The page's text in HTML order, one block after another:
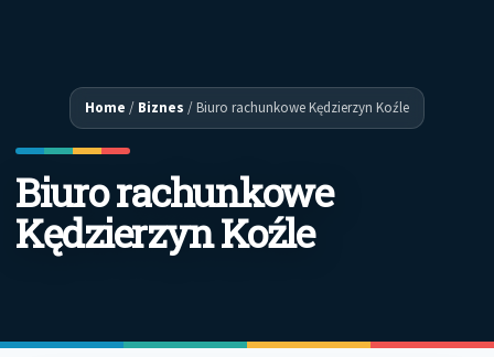
Home / Biznes /Biuro rachunkowe Kędzierzyn Koźle
Biuro rachunkowe
Kędzierzyn Koźle